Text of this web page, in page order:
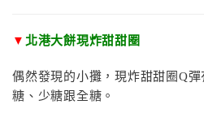
▼ 北港大餅現炸甜甜圈
偶然發現的小攤，現炸甜甜圈Q
糖、少糖跟全糖。